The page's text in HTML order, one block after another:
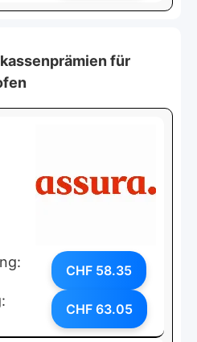
für
CHF 58.35
CHF 63.05